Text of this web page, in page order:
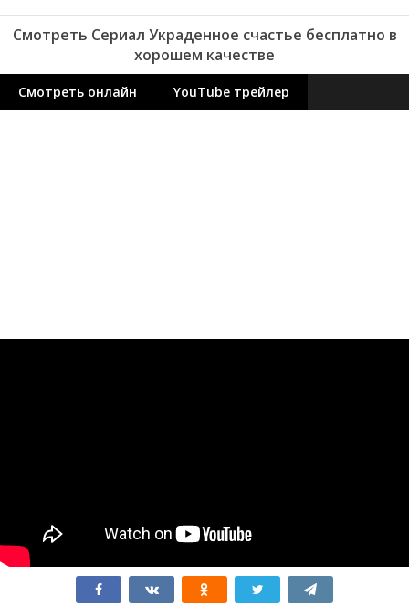
Смотреть Сериал Украденное счастье бесплатно в
хорошем качестве
Смотреть онлайн YouTube трейлер